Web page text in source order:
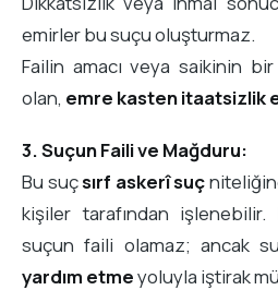
emirler bu suçu oluşturmaz.
Failin amacı veya saikinin
olan, emre kasten itaatsizlik
3. Suçun Faili ve Mağduru:
Bu suçsırf askerî suç
kişiler tarafından işlenebilir.
suçun faili olamaz; ancak
yardım etmeyoluyla iştirak